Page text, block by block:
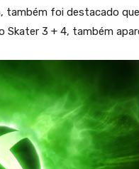
também foi destacado
Skater 3 + 4, também